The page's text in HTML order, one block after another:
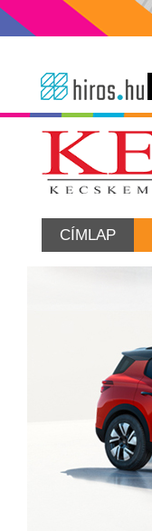
CÍMLAP